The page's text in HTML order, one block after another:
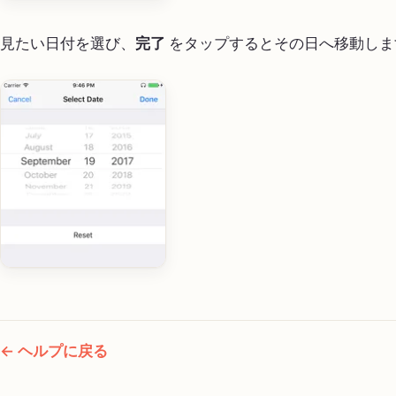
見たい日付を選び、 完了 をタップするとその日へ移動し
← ヘルプに戻る